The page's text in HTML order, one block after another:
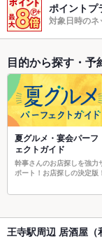
ポイントプ
対象日時のネ
目的から探す・予
夏グルメ・宴会パーフ
ェクトガイド
幹事さんのお店探しを強力
ポート！お店探しの決定版！
王寺駅周辺 居酒屋